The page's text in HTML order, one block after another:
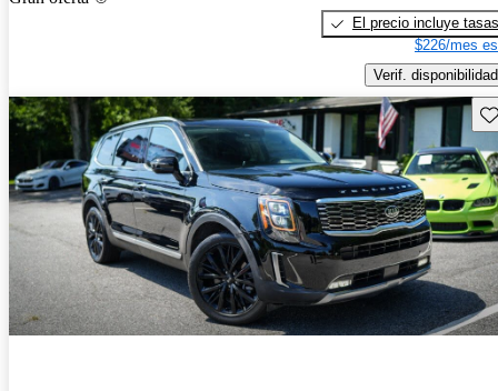
El precio incluye tasas
$226/mes
Verif. disponibilidad